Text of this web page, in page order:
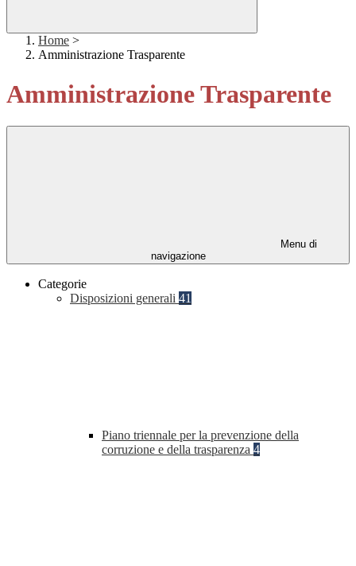
Home >
Amministrazione Trasparente
Amministrazione Trasparente
Menu di
navigazione
Categorie
Disposizioni generali 41
Piano triennale per la prevenzione della
corruzione e della trasparenza 4